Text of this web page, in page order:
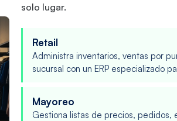
solo lugar.
Retail
Administra inventarios, ventas por
sucursal con un ERP especializado
Mayoreo
Gestiona listas de precios, pedidos,